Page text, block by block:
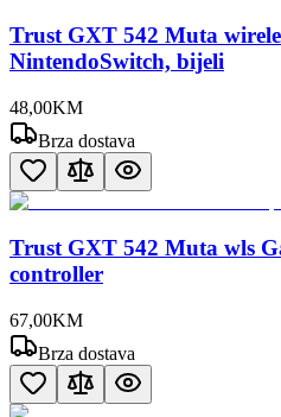
Trust GXT 542 Muta
NintendoSwitch, bijeli
48,00KM
Brza dostava
Trust GXT 542 Muta wls
controller
67,00KM
Brza dostava